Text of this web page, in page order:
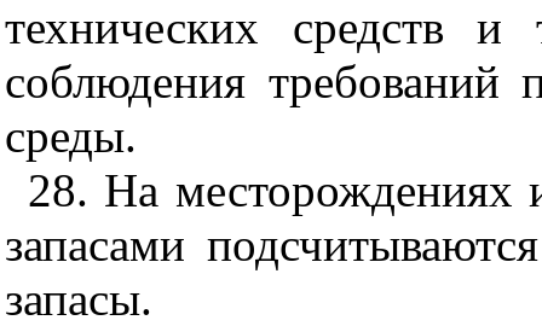
технических средств
соблюдения
среды.
28. На
запасами
запасы.